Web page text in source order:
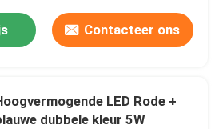
Contacteer ons
LED Rode +
dubbele kleur 5W